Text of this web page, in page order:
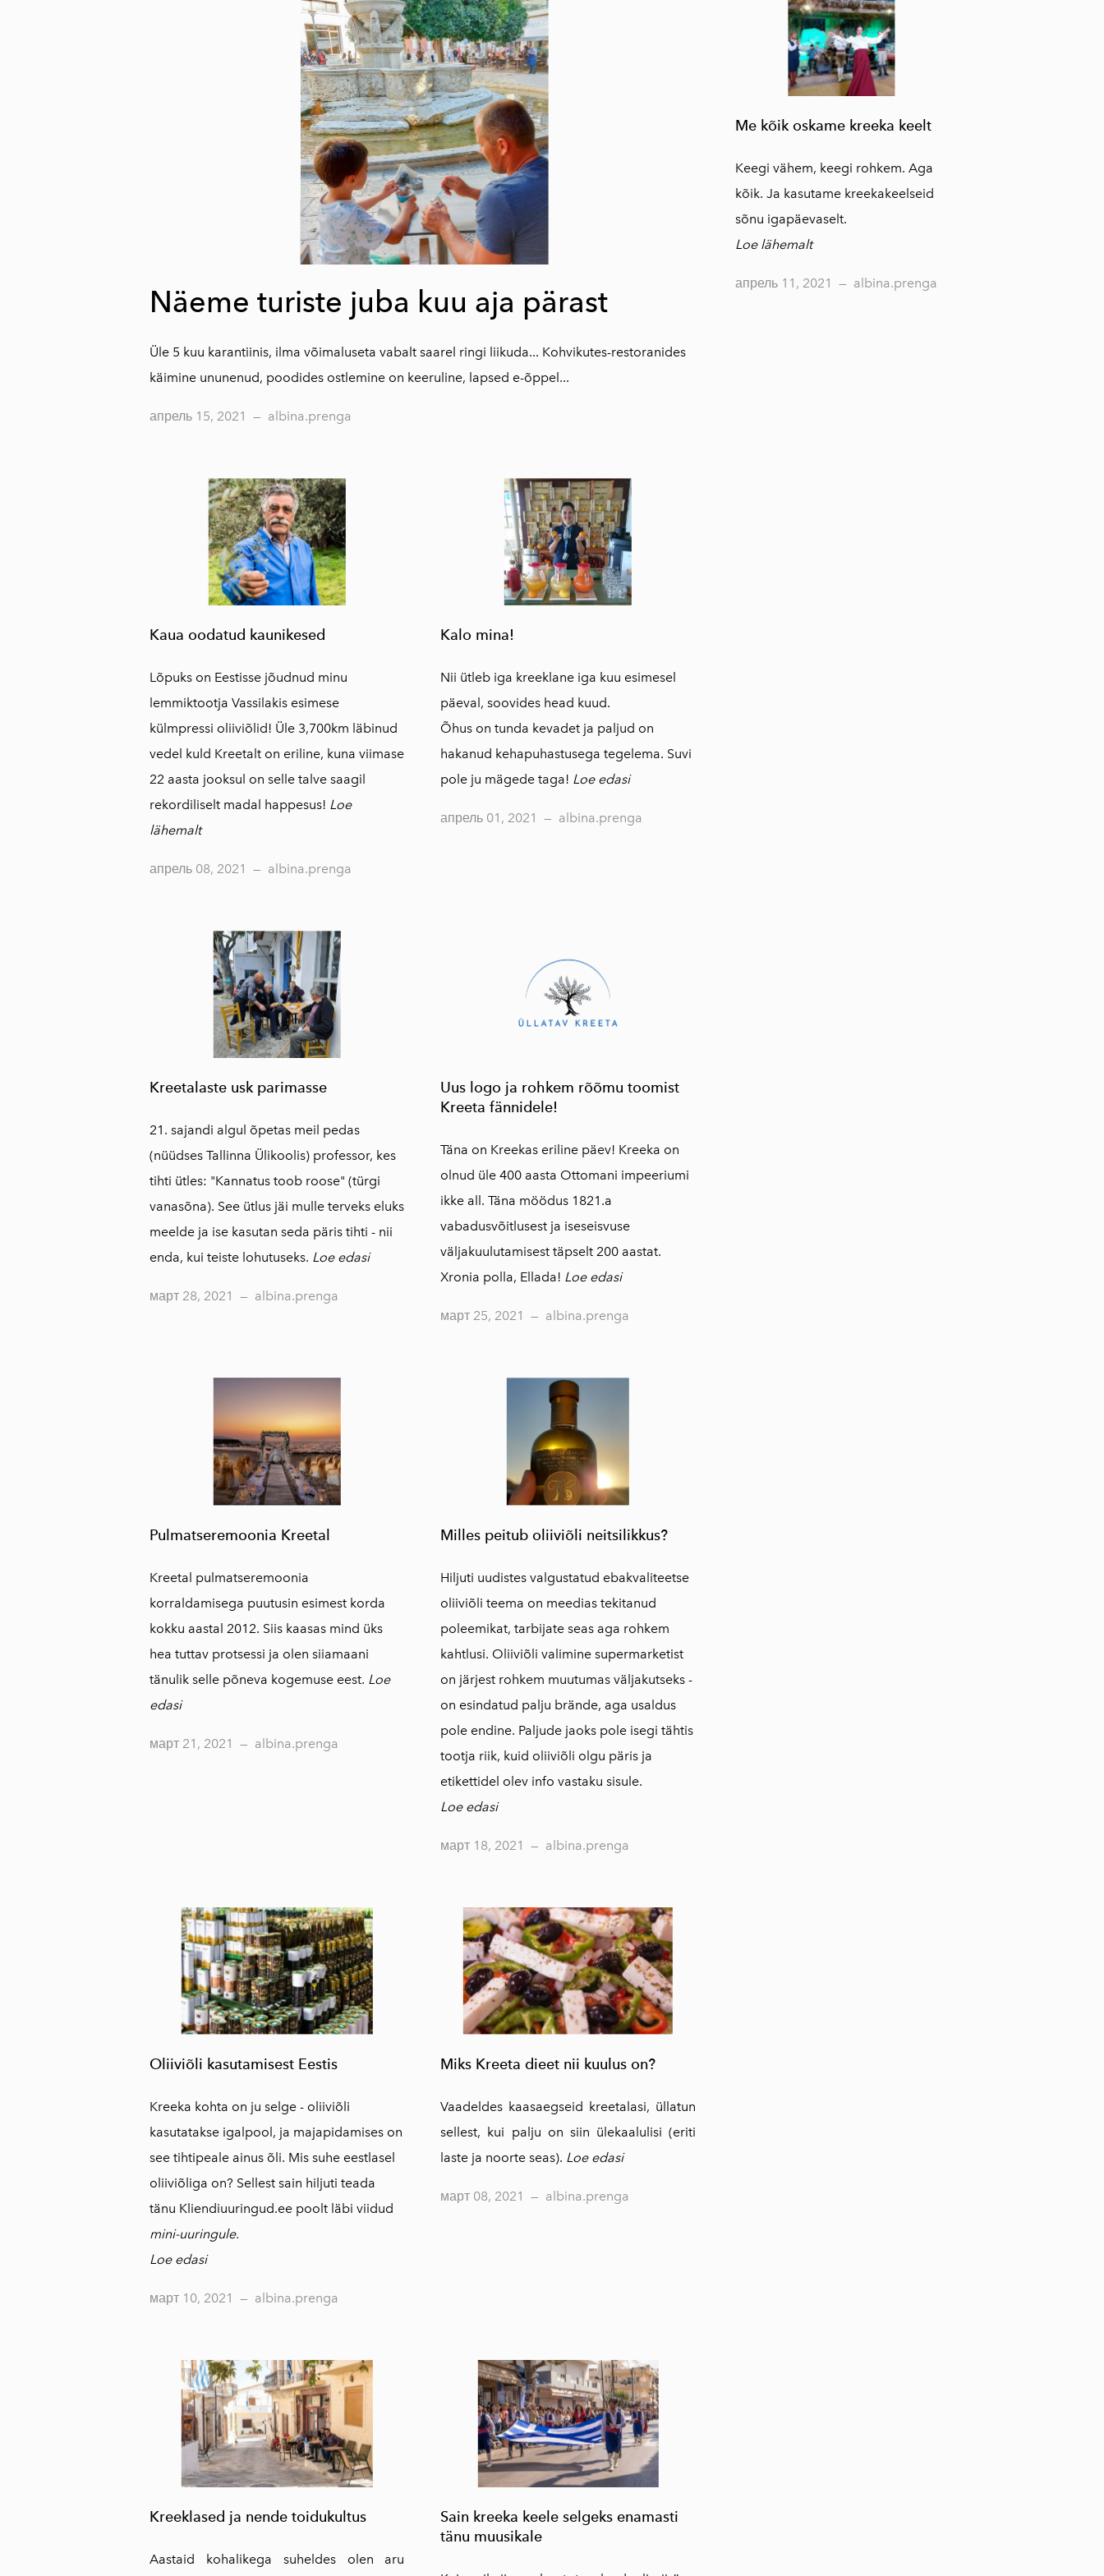
Чай из 40 трав
соус со вкусом
Vassilakis
Натуральное
оливковое мыло
Оливковое масло
на 5 травах
Критский
Ароматные травы
холистическая
косметика
Aeolis косметика
Изделия из
Näeme turiste juba kuu aja pärast
Üle 5 kuu karantiinis, ilma võimaluseta vabalt saarel ringi liikuda... Kohvikutes-restoranides
käimine ununenud, poodides ostlemine on keeruline, lapsed e-õppel...
апрель 15, 2021 — albina.prenga
Me kõik oskame kreeka keelt
Keegi vähem, keegi rohkem. Aga
kõik. Ja kasutame kreekakeelseid
sõnu igapäevaselt.
Loe lähemalt
апрель 11, 2021 — albina.prenga
Kaua oodatud kaunikesed
Lõpuks on Eestisse jõudnud minu
lemmiktootja Vassilakis esimese
külmpressi oliiviõlid! Üle 3,700km läbinud
vedel kuld Kreetalt on eriline, kuna viimase
22 aasta jooksul on selle talve saagil
rekordiliselt madal happesus! Loe
lähemalt
апрель 08, 2021 — albina.prenga
Kalo mina!
Nii ütleb iga kreeklane iga kuu esimesel
päeval, soovides head kuud.
Õhus on tunda kevadet ja paljud on
hakanud kehapuhastusega tegelema. Suvi
pole ju mägede taga! Loe edasi
апрель 01, 2021 — albina.prenga
Kreetalaste usk parimasse
21. sajandi algul õpetas meil pedas
(nüüdses Tallinna Ülikoolis) professor, kes
tihti ütles: "Kannatus toob roose" (türgi
vanasõna). See ütlus jäi mulle terveks eluks
meelde ja ise kasutan seda päris tihti - nii
enda, kui teiste lohutuseks. Loe edasi
март 28, 2021 — albina.prenga
Uus logo ja rohkem rõõmu toomist
Kreeta fännidele!
Täna on Kreekas eriline päev! Kreeka on
olnud üle 400 aasta Ottomani impeeriumi
ikke all. Täna möödus 1821.a
vabadusvõitlusest ja iseseisvuse
väljakuulutamisest täpselt 200 aastat.
Xronia polla, Ellada! Loe edasi
март 25, 2021 — albina.prenga
Pulmatseremoonia Kreetal
Kreetal pulmatseremoonia
korraldamisega puutusin esimest korda
kokku aastal 2012. Siis kaasas mind üks
hea tuttav protsessi ja olen siiamaani
tänulik selle põneva kogemuse eest. Loe
edasi
март 21, 2021 — albina.prenga
Milles peitub oliiviõli neitsilikkus?
Hiljuti uudistes valgustatud ebakvaliteetse
oliiviõli teema on meedias tekitanud
poleemikat, tarbijate seas aga rohkem
kahtlusi. Oliiviõli valimine supermarketist
on järjest rohkem muutumas väljakutseks -
on esindatud palju brände, aga usaldus
pole endine. Paljude jaoks pole isegi tähtis
tootja riik, kuid oliiviõli olgu päris ja
etikettidel olev info vastaku sisule.
Loe edasi
март 18, 2021 — albina.prenga
Oliiviõli kasutamisest Eestis
Kreeka kohta on ju selge - oliiviõli
kasutatakse igalpool, ja majapidamises on
see tihtipeale ainus õli. Mis suhe eestlasel
oliiviõliga on? Sellest sain hiljuti teada
tänu Kliendiuuringud.ee poolt läbi viidud
mini-uuringule.
Loe edasi
март 10, 2021 — albina.prenga
Miks Kreeta dieet nii kuulus on?
Vaadeldes kaasaegseid kreetalasi, üllatun
sellest, kui palju on siin ülekaalulisi (eriti
laste ja noorte seas). Loe edasi
март 08, 2021 — albina.prenga
Kreeklased ja nende toidukultus
Aastaid kohalikega suheldes olen aru
Sain kreeka keele selgeks enamasti
tänu muusikale